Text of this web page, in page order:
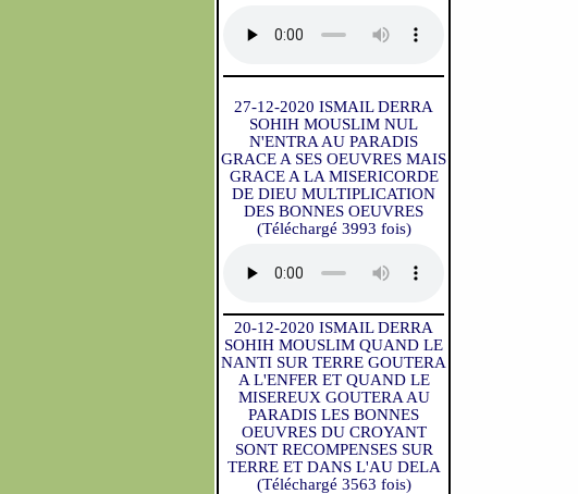
27-12-2020 ISMAIL DERRA
SOHIH MOUSLIM NUL
N'ENTRA AU PARADIS
GRACE A SES OEUVRES MAIS
GRACE A LA MISERICORDE
DE DIEU MULTIPLICATION
DES BONNES OEUVRES
(Téléchargé 3993 fois)
20-12-2020 ISMAIL DERRA
SOHIH MOUSLIM QUAND LE
NANTI SUR TERRE GOUTERA
A L'ENFER ET QUAND LE
MISEREUX GOUTERA AU
PARADIS LES BONNES
OEUVRES DU CROYANT
SONT RECOMPENSES SUR
TERRE ET DANS L'AU DELA
(Téléchargé 3563 fois)